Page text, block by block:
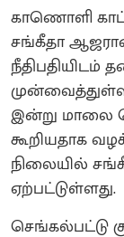
காணொளி
சங்கீதா
நீதிபதியிடம்
இன்று மாலை
கூறியதாக
நிலையில்
ஏற்பட்டுள்ளது.
செங்கல்பட்டு